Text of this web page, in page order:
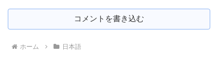
コメントを書き込む
ホーム 日本語